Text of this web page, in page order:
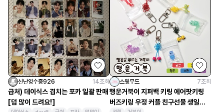
세상에 단 하나밖에 없어요 🎁
안전 안전